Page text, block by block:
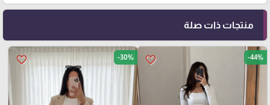
منتجات ذات صلة
favorite_border -44%
favorite_border -30%